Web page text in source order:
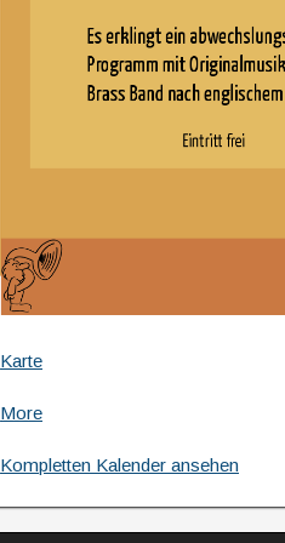
Karte
More
Kompletten Kalender ansehen